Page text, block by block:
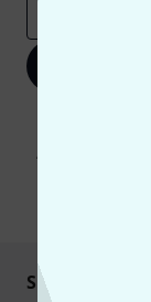
Mit Klick auf
Werbung und
Abmeldung ist
Sicher